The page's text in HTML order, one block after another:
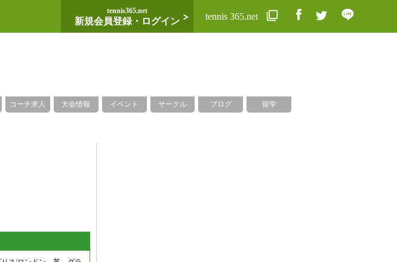
tennis365.net
新規会員登録・ログイン tennis 365.net
コーチ求人 大会情報 イベント サークル ブログ 留学